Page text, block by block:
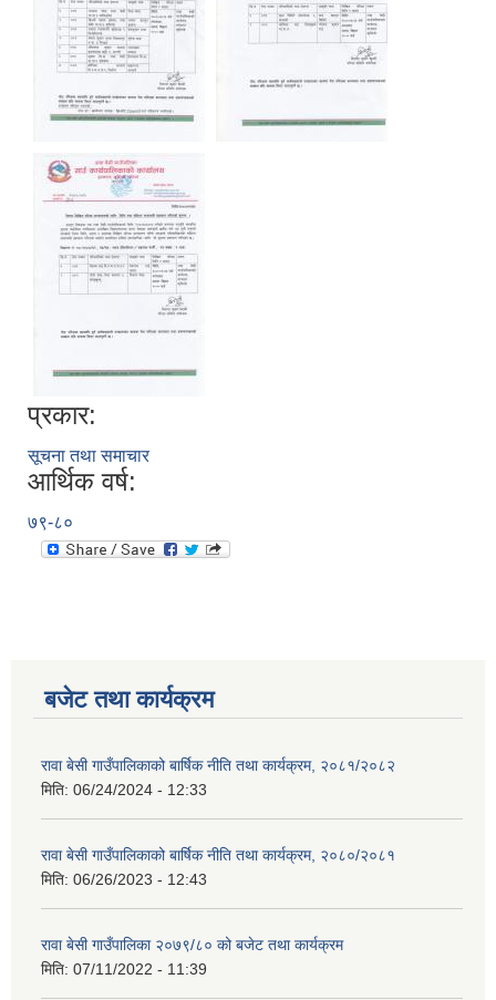
प्रकार:
सूचना तथा समाचार
आर्थिक वर्ष:
७९-८०
बजेट तथा कार्यक्रम
रावा बेसी गाउँपालिकाको बार्षिक नीति तथा कार्यक्रम, २०८१/२०८२
मिति: 06/24/2024 - 12:33
रावा बेसी गाउँपालिकाको बार्षिक नीति तथा कार्यक्रम, २०८०/२०८१
मिति: 06/26/2023 - 12:43
रावा बेसी गाउँपालिका २०७९/८० को बजेट तथा कार्यक्रम
मिति: 07/11/2022 - 11:39